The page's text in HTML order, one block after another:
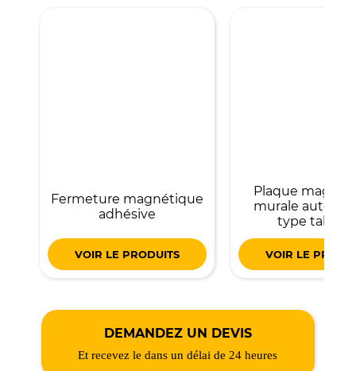
Fermeture magnétique
adhésive
VOIR LE PRODUITS
Plaque
murale
type
VOIR LE
DEMANDEZ UN DEVIS
Et recevez le dans un délai de 24 heures